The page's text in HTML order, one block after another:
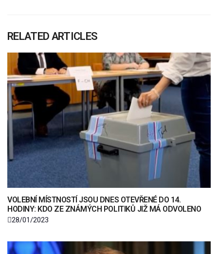
RELATED ARTICLES
VOLEBNÍ MÍSTNOSTÍ JSOU DNES OTEVŘENÉ DO 14.
HODINY: KDO ZE ZNÁMÝCH POLITIKŮ JIŽ MÁ ODVOLENO
28/01/2023